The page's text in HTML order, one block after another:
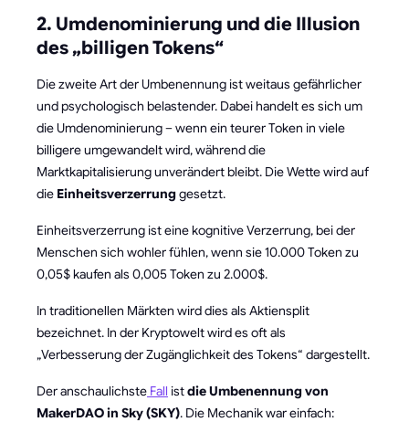
2. Umdenominierung und die Illusion
des „billigen Tokens“
Die zweite Art der Umbenennung ist weitaus gefährlicher
und psychologisch belastender. Dabei handelt es sich um
die Umdenominierung – wenn ein teurer Token in viele
billigere umgewandelt wird, während die
Marktkapitalisierung unverändert bleibt. Die Wette wird auf
die Einheitsverzerrunggesetzt.
Einheitsverzerrung ist eine kognitive Verzerrung, bei der
Menschen sich wohler fühlen, wenn sie 10.000 Token zu
0,05$ kaufen als 0,005 Token zu 2.000$.
In traditionellen Märkten wird dies als Aktiensplit
bezeichnet. In der Kryptowelt wird es oft als
„Verbesserung der Zugänglichkeit des Tokens“ dargestellt.
Der anschaulichste Fall istdie Umbenennung von
MakerDAO in Sky (SKY). Die Mechanik war einfach: